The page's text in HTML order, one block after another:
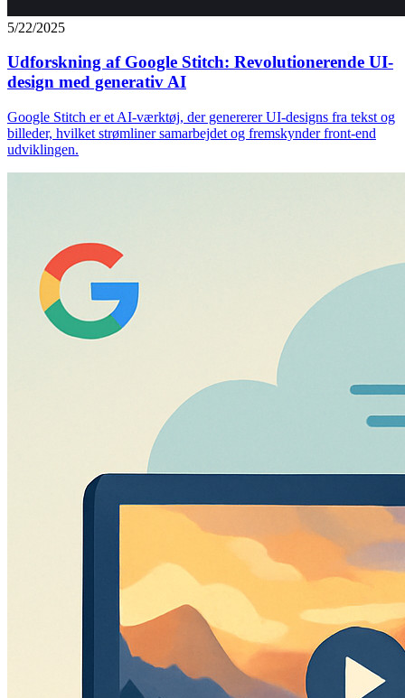
5/22/2025
Udforskning af Google Stitch: Revolutionerende UI-
design med generativ AI
Google Stitch er et AI-værktøj, der genererer UI-designs fra tekst og
billeder, hvilket strømliner samarbejdet og fremskynder front-end
udviklingen.